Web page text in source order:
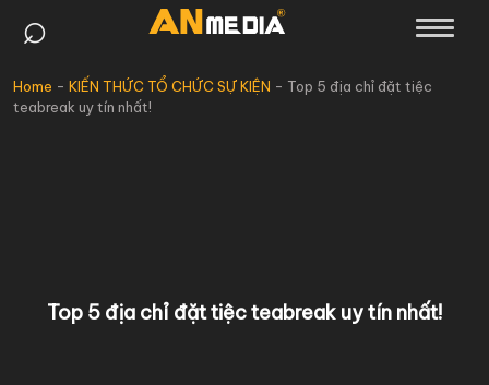
⌕
Home - KIẾN THỨC TỔ CHỨC SỰ KIỆN - Top 5 địa chỉ đặt tiệc
teabreak uy tín nhất!
Top 5 địa chỉ đặt tiệc teabreak uy tín nhất!